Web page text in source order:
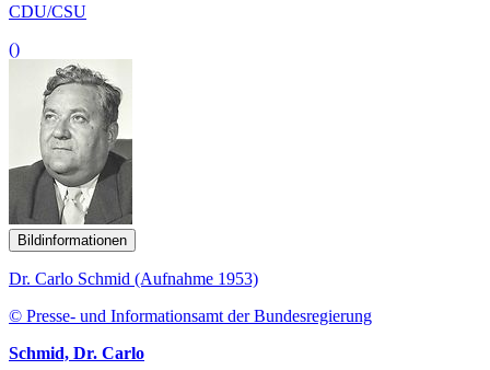
CDU/CSU
()
Bildinformationen
Dr. Carlo Schmid (Aufnahme 1953)
© Presse- und Informationsamt der Bundesregierung
Schmid, Dr. Carlo